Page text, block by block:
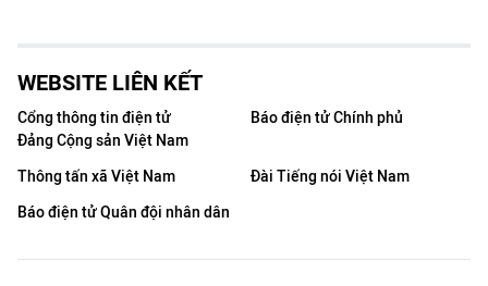
WEBSITE LIÊN KẾT
Cổng thông tin điện tử
Đảng Cộng sản Việt Nam
Báo điện tử Chính phủ
Thông tấn xã Việt Nam
Đài Tiếng nói Việt Nam
Báo điện tử Quân đội nhân dân